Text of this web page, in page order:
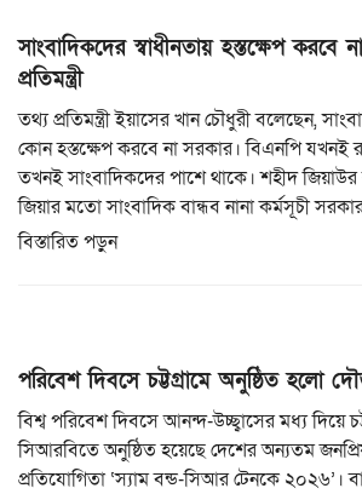
সাংবাদিকদের স্বাধীনতায় হস্তক্ষেপ করবে
প্রতিমন্ত্রী
তথ্য প্রতিমন্ত্রী ইয়াসের খান চৌধুরী বলেছেন,
কোন হস্তক্ষেপ করবে না সরকার। বিএনপি যখনই
তখনই সাংবাদিকদের পাশে থাকে। শহীদ
জিয়ার মতো সাংবাদিক বান্ধব নানা কর্মসূচী
বিস্তারিত পড়ুন
পরিবেশ দিবসে চট্টগ্রামে অনুষ্ঠিত হলো
বিশ্ব পরিবেশ দিবসে আনন্দ-উচ্ছ্বাসের মধ্য দিয়ে
সিআরবিতে অনুষ্ঠিত হয়েছে দেশের অন্যতম
প্রতিযোগিতা ‘স্যাম বন্ড-সিআর টেনকে ২০২৬’।